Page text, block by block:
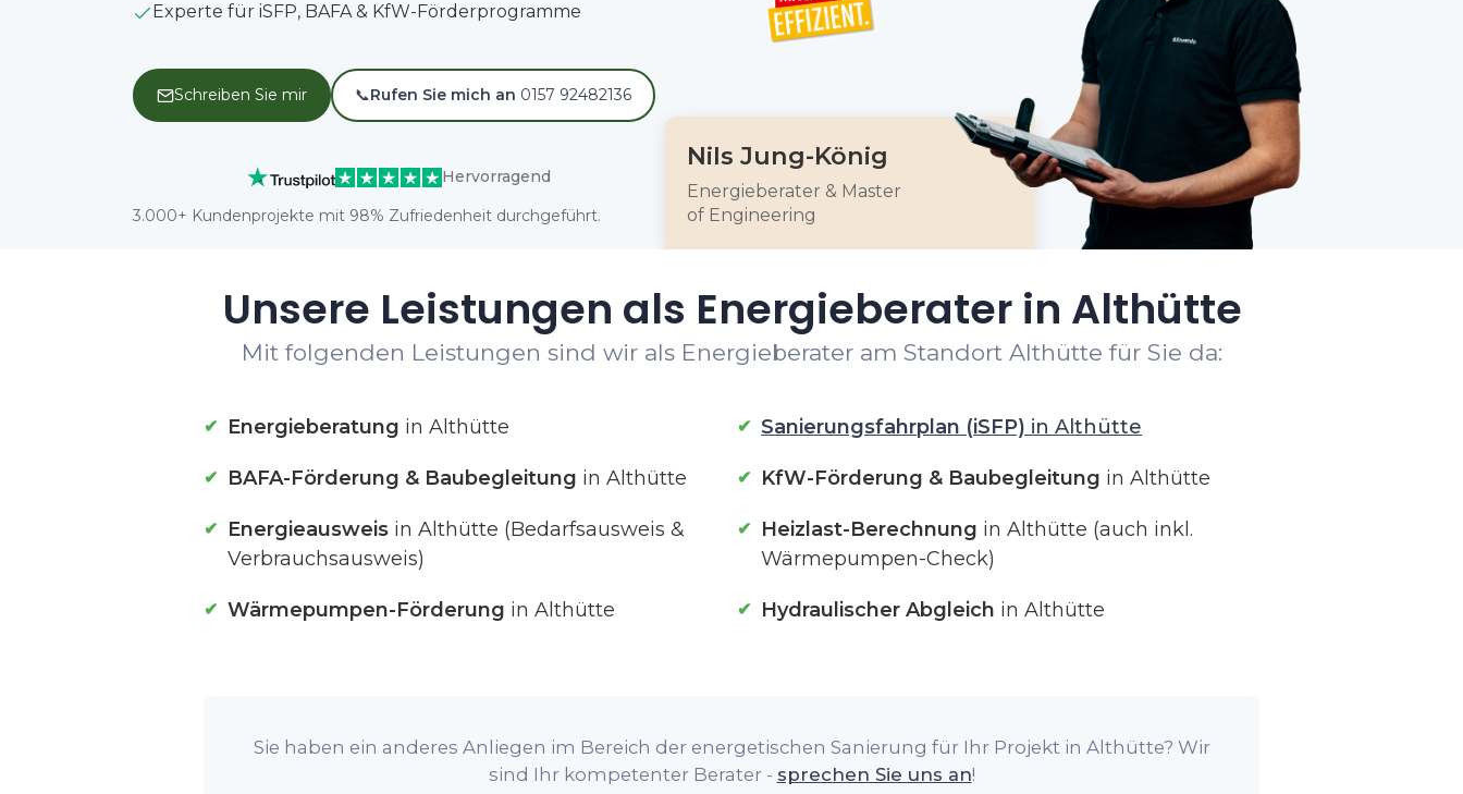
Experte für iSFP, BAFA & KfW-Förderprogramme
Schreiben Sie mir 📞Rufen Sie mich an 0157 92482136
Hervorragend
3.000+ Kundenprojekte mit 98% Zufriedenheit durchgeführt.
Nils Jung-König
Energieberater & Master
of Engineering
Unsere Leistungen als Energieberater in Althütte
Mit folgenden Leistungen sind wir als Energieberater am Standort Althütte für Sie da:
Energieberatung in Althütte Sanierungsfahrplan (iSFP) in Althütte
BAFA-Förderung & Baubegleitung in Althütte KfW-Förderung & Baubegleitung in Althütte
Energieausweis in Althütte (Bedarfsausweis &
Verbrauchsausweis)
Heizlast-Berechnung in Althütte (auch inkl.
Wärmepumpen-Check)
Wärmepumpen-Förderung in Althütte Hydraulischer Abgleich in Althütte
Sie haben ein anderes Anliegen im Bereich der energetischen Sanierung für Ihr Projekt in Althütte? Wir
sind Ihr kompetenter Berater - sprechen Sie uns an!